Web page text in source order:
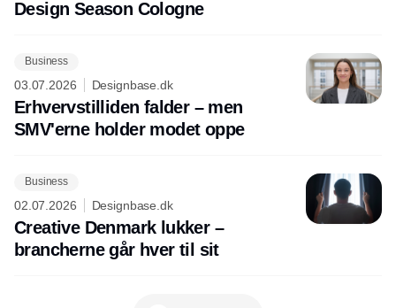
Design Season Cologne
Business
03.07.2026 Designbase.dk
Erhvervstilliden falder – men
SMV'erne holder modet oppe
Business
02.07.2026 Designbase.dk
Creative Denmark lukker –
brancherne går hver til sit